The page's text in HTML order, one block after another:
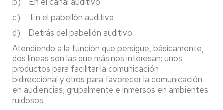
c) En el pabellón auditivo
d) Detrás del pabellón auditivo
Atendiendo a la función que persigue, básicamente,
dos líneas son las que más nos interesan: unos
productos para facilitar la comunicación
bidireccional y otros para favorecer la comunicación
en audiencias, grupalmente e inmersos en ambientes
ruidosos.